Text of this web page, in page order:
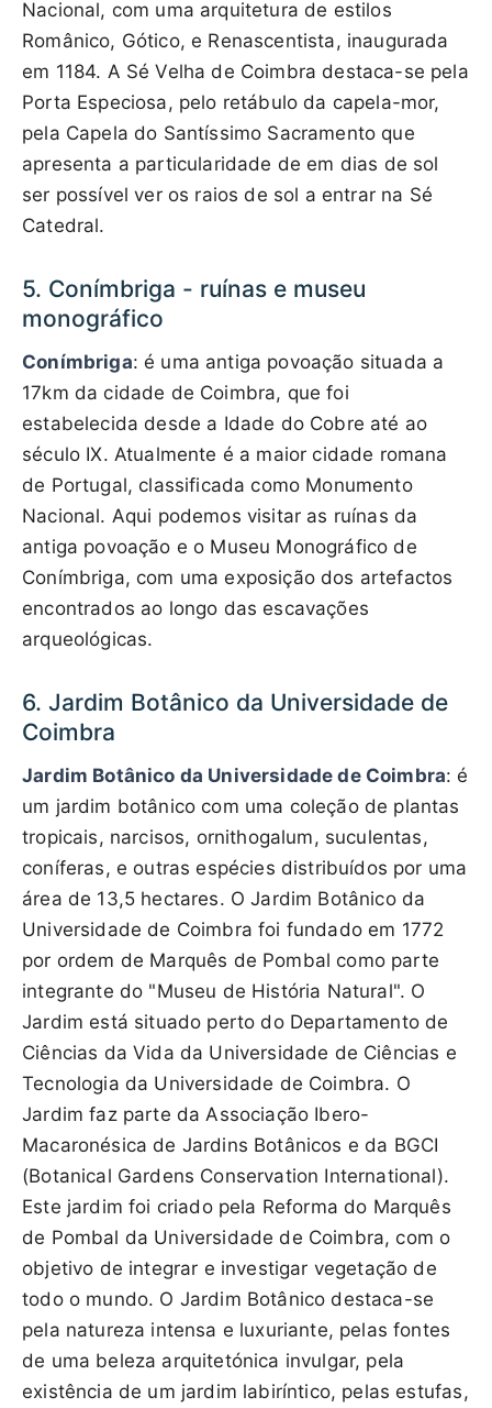
Nacional, com uma arquitetura de estilos
Românico, Gótico, e Renascentista, inaugurada
em 1184. A Sé Velha de Coimbra destaca-se pela
Porta Especiosa, pelo retábulo da capela-mor,
pela Capela do Santíssimo Sacramento que
apresenta a particularidade de em dias de sol
ser possível ver os raios de sol a entrar na Sé
Catedral.
5. Conímbriga - ruínas e museu
monográfico
Conímbriga: é uma antiga povoação situada a
17km da cidade de Coimbra, que foi
estabelecida desde a Idade do Cobre até ao
século IX. Atualmente é a maior cidade romana
de Portugal, classificada como Monumento
Nacional. Aqui podemos visitar as ruínas da
antiga povoação e o Museu Monográfico de
Conímbriga, com uma exposição dos artefactos
encontrados ao longo das escavações
arqueológicas.
6. Jardim Botânico da Universidade de
Coimbra
Jardim Botânico da Universidade de Coimbra: é
um jardim botânico com uma coleção de plantas
tropicais, narcisos, ornithogalum, suculentas,
coníferas, e outras espécies distribuídos por uma
área de 13,5 hectares. O Jardim Botânico da
Universidade de Coimbra foi fundado em 1772
por ordem de Marquês de Pombal como parte
integrante do "Museu de História Natural". O
Jardim está situado perto do Departamento de
Ciências da Vida da Universidade de Ciências e
Tecnologia da Universidade de Coimbra. O
Jardim faz parte da Associação Ibero-
Macaronésica de Jardins Botânicos e da BGCI
(Botanical Gardens Conservation International).
Este jardim foi criado pela Reforma do Marquês
de Pombal da Universidade de Coimbra, com o
objetivo de integrar e investigar vegetação de
todo o mundo. O Jardim Botânico destaca-se
pela natureza intensa e luxuriante, pelas fontes
de uma beleza arquitetónica invulgar, pela
existência de um jardim labiríntico, pelas estufas,